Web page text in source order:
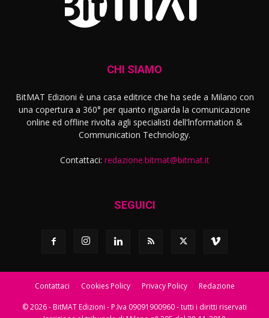
CHI SIAMO
BitMAT Edizioni è una casa editrice che ha sede a Milano con
una copertura a 360° per quanto riguarda la comunicazione
online ed offline rivolta agli specialisti dell'lnformation &
Communication Technology.
Contattaci: redazione.bitmat@bitmat.it
SEGUICI
Contattaci Cookies Policy Privacy Policy Redazione
© 2026 - BitMAT Edizioni - P.Iva 09091900960 - tutti i diritti riservati